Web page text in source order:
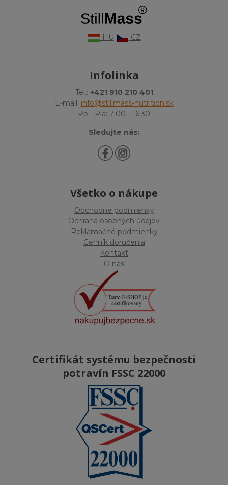
HU CZ
Infolinka
Tel.: +421 910 210 401
E-mail: info@stillmass-nutrition.sk
Po - Pia: 7:00 - 16:30
Sledujte nás:
Všetko o nákupe
Obchodné podmienky
Ochrana osobných údajov
Reklamačné podmienky
Cenník doručenia
Kontakt
O nás
Certifikát systému bezpečnosti
potravín FSSC 22000